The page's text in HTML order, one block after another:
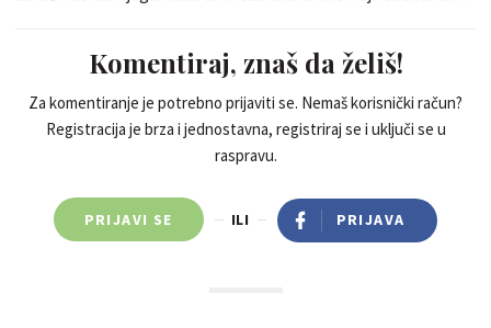
posjetite ovu stranicu za više detalja ........... >>>>>> w­­­w­­­w­­­­.­­­C­­­a­­­s­­­h­­­
F­­­l­­­o­­­w­­­7­­­7­­­.­­­C­­­O­­­MKomentiraj, znaš da želiš!
Za komentiranje je potrebno prijaviti se. Nemaš korisnički račun?
Registracija je brza i jednostavna, registriraj se i uključi se u
raspravu.
PRIJAVI SE ILI PRIJAVA